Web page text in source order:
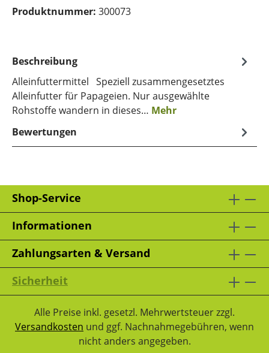
Produktnummer: 300073
Beschreibung
Alleinfuttermittel Speziell zusammengesetztes
Alleinfutter für Papageien. Nur ausgewählte
Rohstoffe wandern in dieses… Mehr
Bewertungen
Shop-Service
Informationen
Zahlungsarten & Versand
Sicherheit
Alle Preise inkl. gesetzl. Mehrwertsteuer zzgl.
Versandkosten und ggf. Nachnahmegebühren, wenn
nicht anders angegeben.